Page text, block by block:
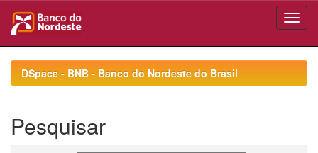
navigationDSpace - BNB - Banco do Nordeste do Brasil
Pesquisar